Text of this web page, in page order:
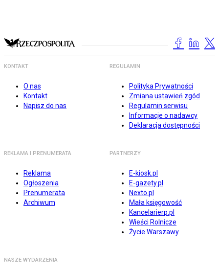
KONTAKT
O nas
Kontakt
Napisz do nas
REGULAMIN
Polityka Prywatności
Zmiana ustawień zgód
Regulamin serwisu
Informacje o nadawcy
Deklaracja dostępności
REKLAMA I PRENUMERATA
Reklama
Ogłoszenia
Prenumerata
Archiwum
PARTNERZY
E-kiosk.pl
E-gazety.pl
Nexto.pl
Mała księgowość
Kancelarierp.pl
Wieści Rolnicze
Życie Warszawy
NASZE WYDARZENIA